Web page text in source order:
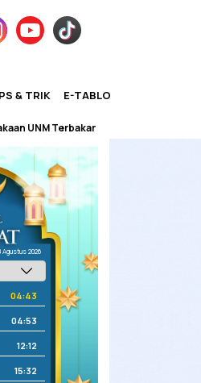
& TRIK E-TABLOID
Terbakar
Agustus 2026
04:43
04:53
12:12
15:32